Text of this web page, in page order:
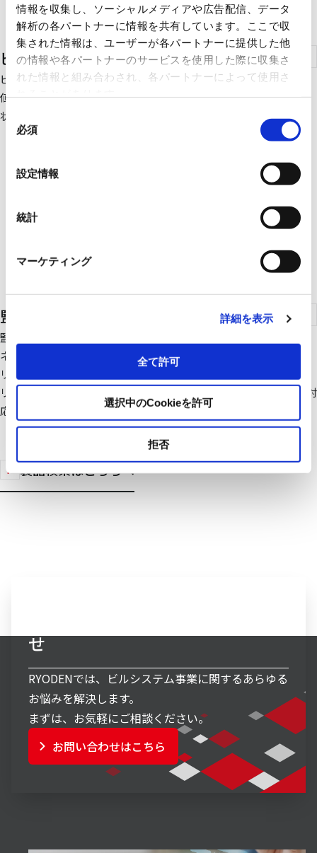
情報を収集し、ソーシャルメディアや広告配信、データ
解析の各パートナーに情報を共有しています。ここで収
集された情報は、ユーザーが各パートナーに提供した他
の情報や各パートナーのサービスを使用した際に収集さ
れた情報と組み合わされ、各パートナーによって使用さ
同
必須
設定情報
統計
マーケティング
詳細を表示
全て許可
選択中のCookieを許可
拒否
ビル統合ソリューション
ビルに欠かせない設備を一括管理・制御！中小規模ビルの資産価
値向上、管理業務の省力化・省人化、省エネを支援。ビルの利用
状況に合わせた機能追加も可能です。
監視・制御システム
監視・制御システムSA1-?｡はEthernetやCC-LinkIEなどの通信
ネットワークにより、設備の稼動情報やエネルギー使用量などを
リアルタイムで収集。それぞれの部門が必要とする情報をタイム
リーに提供します。豊富な機能に加えて遠隔監視・制御などにも対
応、設備監視、省エネ監視などのニーズに柔軟にお応えします。
製品検索はこちらへ
せ
RYODENでは、ビルシステム事業に関するあらゆる
お悩みを解決します。
まずは、お気軽にご相談ください。
お問い合わせはこちら